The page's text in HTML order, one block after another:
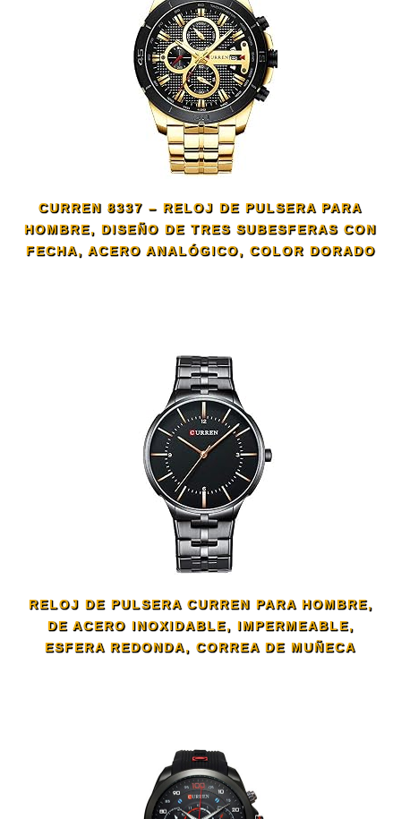
CURREN 8337 – RELOJ DE PULSERA PARA
HOMBRE, DISEÑO DE TRES SUBESFERAS CON
FECHA, ACERO ANALÓGICO, COLOR DORADO
RELOJ DE PULSERA CURREN PARA HOMBRE,
DE ACERO INOXIDABLE, IMPERMEABLE,
ESFERA REDONDA, CORREA DE MUÑECA